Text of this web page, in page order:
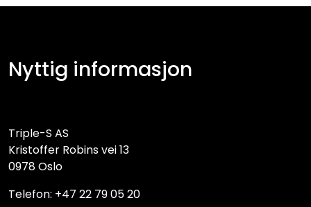
Nyttig informasjon
Triple-S AS
Kristoffer Robins vei 13
0978 Oslo
Telefon: +47 22 79 05 20